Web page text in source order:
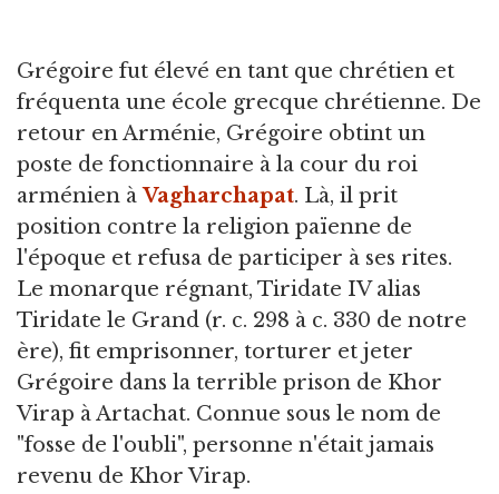
Grégoire fut élevé en tant que chrétien et
fréquenta une école grecque chrétienne. De
retour en Arménie, Grégoire obtint un
poste de fonctionnaire à la cour du roi
arménien àVagharchapat. Là, il prit
position contre la religion païenne de
l'époque et refusa de participer à ses rites.
Le monarque régnant, Tiridate IV alias
Tiridate le Grand (r. c. 298 à c. 330 de notre
ère), fit emprisonner, torturer et jeter
Grégoire dans la terrible prison de Khor
Virap à Artachat. Connue sous le nom de
"fosse de l'oubli", personne n'était jamais
revenu de Khor Virap.